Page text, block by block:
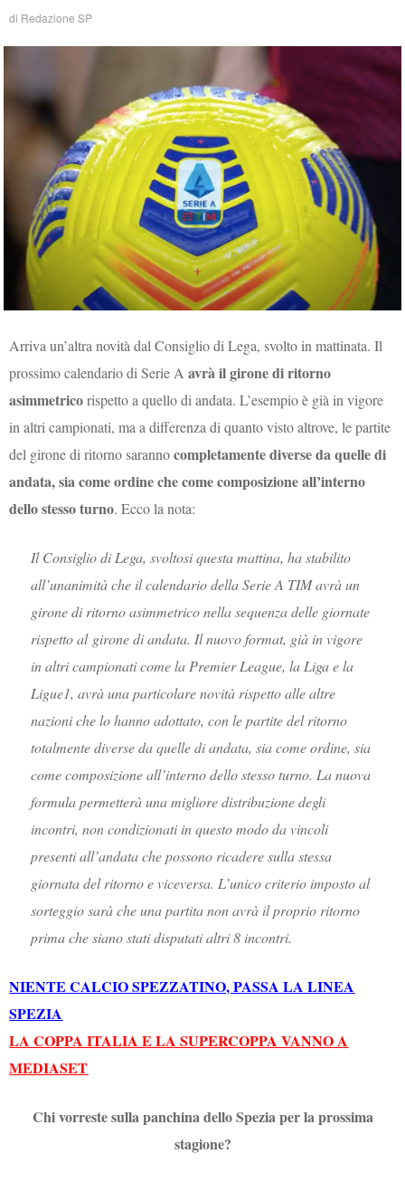
di Redazione SP
Arriva un’altra novità dal Consiglio di Lega, svolto in mattinata. Il
prossimo calendario di Serie Aavrà il girone di ritorno
asimmetricorispetto a quello di andata. L’esempio è già in vigore
in altri campionati, ma a differenza di quanto visto altrove, le partite
del girone di ritorno sarannocompletamente diverse da quelle di
andata, sia come ordine che come composizione all’interno
dello stesso turno. Ecco la nota:
Il Consiglio di Lega, svoltosi questa mattina, ha stabilito
all’unanimità che il calendario della Serie A TIM avrà un
girone di ritorno asimmetrico nella sequenza delle giornate
rispetto al girone di andata. Il nuovo format, già in vigore
in altri campionati come la Premier League, la Liga e la
Ligue1, avrà una particolare novità rispetto alle altre
nazioni che lo hanno adottato, con le partite del ritorno
totalmente diverse da quelle di andata, sia come ordine, sia
come composizione all’interno dello stesso turno. La nuova
formula permetterà una migliore distribuzione degli
incontri, non condizionati in questo modo da vincoli
presenti all’andata che possono ricadere sulla stessa
giornata del ritorno e viceversa. L’unico criterio imposto al
sorteggio sarà che una partita non avrà il proprio ritorno
prima che siano stati disputati altri 8 incontri.
NIENTE CALCIO SPEZZATINO, PASSA LA LINEA
SPEZIA
LA COPPA ITALIA E LA SUPERCOPPA VANNO A
MEDIASET
Chi vorreste sulla panchina dello Spezia per la prossima
stagione?